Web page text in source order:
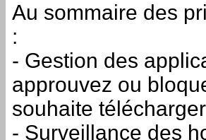
Au sommaire des
:
- Gestion des
approuvez ou
souhaite
- Surveillance des